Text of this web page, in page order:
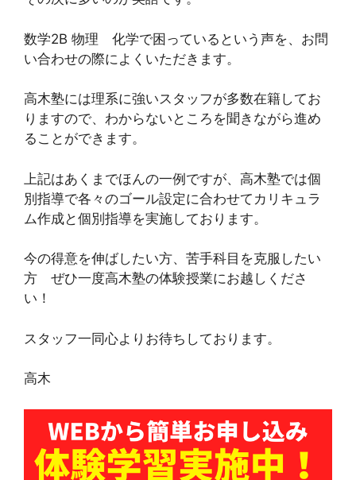
数学2B 物理 化学で困っているという声を、お問
い合わせの際によくいただきます。
高木塾には理系に強いスタッフが多数在籍してお
りますので、わからないところを聞きながら進め
ることができます。
上記はあくまでほんの一例ですが、高木塾では個
別指導で各々のゴール設定に合わせてカリキュラ
ム作成と個別指導を実施しております。
今の得意を伸ばしたい方、苦手科目を克服したい
方 ぜひ一度高木塾の体験授業にお越しくださ
い！
スタッフ一同心よりお待ちしております。
高木